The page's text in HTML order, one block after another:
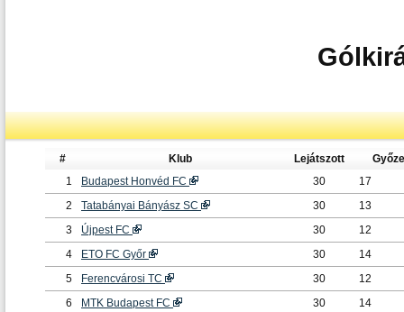
# Klub Lejátszott
1
Budapest Honvéd FC 30
17
2
Tatabányai Bányász SC 30
13
3
Újpest FC 30
12
4
ETO FC Győr 30
14
5
Ferencvárosi TC 30
12
6
MTK Budapest FC 30
14